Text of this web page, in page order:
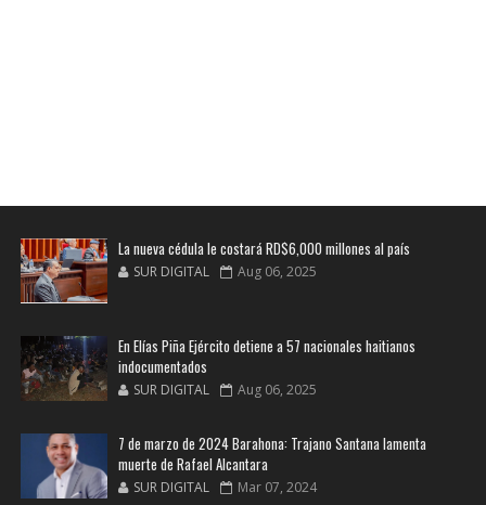
La nueva cédula le costará RD$6,000 millones al país
SUR DIGITAL Aug 06, 2025
En Elías Piña Ejército detiene a 57 nacionales haitianos
indocumentados
SUR DIGITAL Aug 06, 2025
7 de marzo de 2024 Barahona: Trajano Santana lamenta
muerte de Rafael Alcantara
SUR DIGITAL Mar 07, 2024